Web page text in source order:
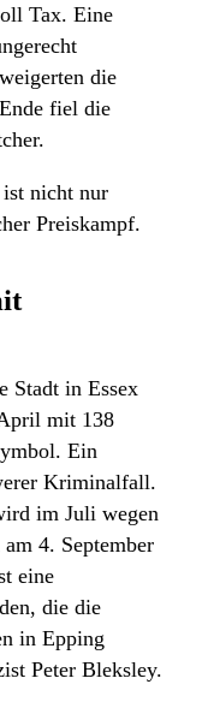
Tax. Eine
die
fiel die
nicht nur
Preiskampf.
Stadt in Essex
mit 138
Ein
Kriminalfall.
im Juli wegen
4. September
eine
die die
in Epping
Peter Bleksley.